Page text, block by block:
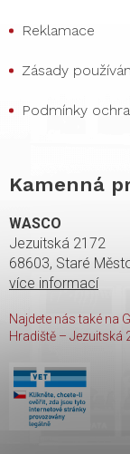
Reklamace
Zásady
Podmínky
Kamenná
WASCO
Jezuitská 2172
68603, Staré
více informací
Najdete nás také na
Hradiště – Jezuitská